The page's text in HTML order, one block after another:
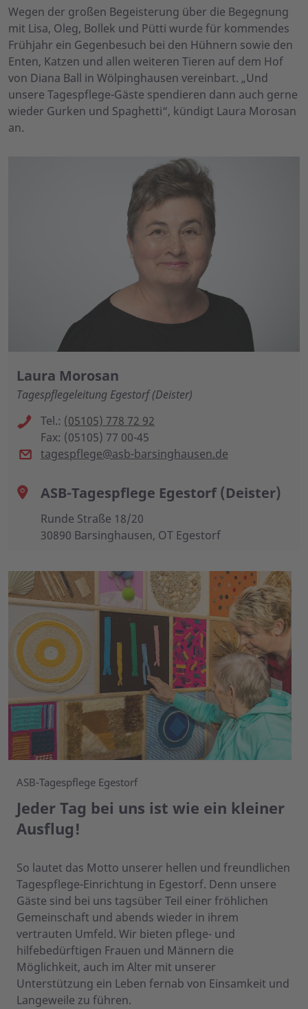
Wegen der großen Begeisterung über die Begegnung
mit Lisa, Oleg, Bollek und Pütti wurde für kommendes
Frühjahr ein Gegenbesuch bei den Hühnern sowie den
Enten, Katzen und allen weiteren Tieren auf dem Hof
von Diana Ball in Wölpinghausen vereinbart. „Und
unsere Tagespflege-Gäste spendieren dann auch gerne
wieder Gurken und Spaghetti“, kündigt Laura Morosan
an.
Laura Morosan
Tagespflegeleitung Egestorf (Deister)
Tel.: (05105) 778 72 92
Fax: (05105) 77 00-45
tagespflege@asb-barsinghausen.de
ASB-Tagespflege Egestorf (Deister)
Runde Straße 18/20
30890 Barsinghausen, OT Egestorf
ASB-Tagespflege Egestorf
Jeder Tag bei uns ist wie ein kleiner
Ausflug!
So lautet das Motto unserer hellen und freundlichen
Tagespflege-Einrichtung in Egestorf. Denn unsere
Gäste sind bei uns tagsüber Teil einer fröhlichen
Gemeinschaft und abends wieder in ihrem
vertrauten Umfeld. Wir bieten pflege- und
hilfebedürftigen Frauen und Männern die
Möglichkeit, auch im Alter mit unserer
Unterstützung ein Leben fernab von Einsamkeit und
Langeweile zu führen.